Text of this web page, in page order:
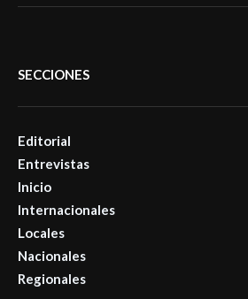
SECCIONES
Editorial
Entrevistas
Inicio
Internacionales
Locales
Nacionales
Regionales